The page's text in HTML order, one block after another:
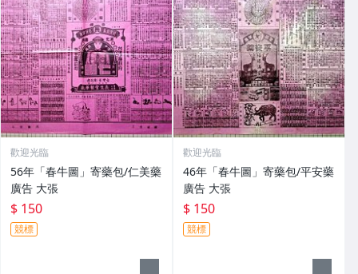
歡迎光臨
56年「春牛圖」寄藥包/仁美藥
廣告 大張
$ 150
競標
歡迎光臨
46年「春牛圖」寄藥包/平安藥
廣告 大張
$ 150
競標